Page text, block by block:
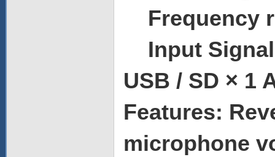
Frequency
Input
USB / SD × 1
Features:
microphone